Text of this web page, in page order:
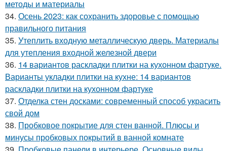
методы и материалы
34. Осень 2023: как сохранить здоровье с помощью
правильного питания
35. Утеплить входную металлическую дверь. Материалы
для утепления входной железной двери
36. 14 вариантов раскладки плитки на кухонном фартуке.
Варианты укладки плитки на кухне: 14 вариантов
раскладки плитки на кухонном фартуке
37. Отделка стен досками: современный способ украсить
свой дом
38. Пробковое покрытие для стен ванной. Плюсы и
минусы пробковых покрытий в ванной комнате